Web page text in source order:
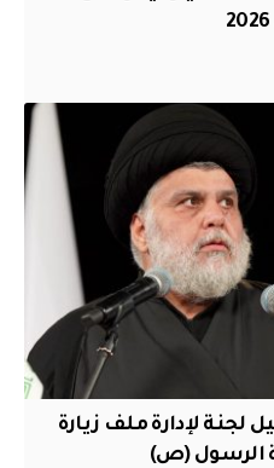
لإدارة ملف زيارة
الرسول (ص)